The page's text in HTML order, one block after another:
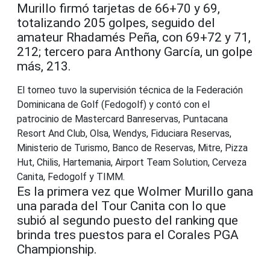
Murillo firmó tarjetas de 66+70 y 69,
totalizando 205 golpes, seguido del
amateur Rhadamés Peña, con 69+72 y 71,
212; tercero para Anthony García, un golpe
más, 213.
El torneo tuvo la supervisión técnica de la Federación
Dominicana de Golf (Fedogolf) y contó con el
patrocinio de Mastercard Banreservas, Puntacana
Resort And Club, Olsa, Wendys, Fiduciara Reservas,
Ministerio de Turismo, Banco de Reservas, Mitre, Pizza
Hut, Chilis, Hartemania, Airport Team Solution, Cerveza
Canita, Fedogolf y TIMM.
Es la primera vez que Wolmer Murillo gana
una parada del Tour Canita con lo que
subió al segundo puesto del ranking que
brinda tres puestos para el Corales PGA
Championship.